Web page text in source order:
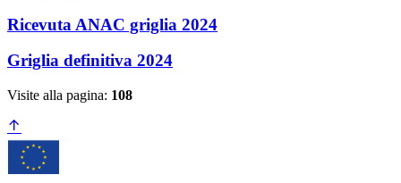
Ricevuta ANAC griglia 2024
Griglia definitiva 2024
Visite alla pagina: 108